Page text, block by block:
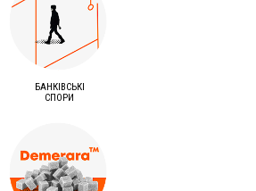
БАНКІВСЬКІ
СПОРИ